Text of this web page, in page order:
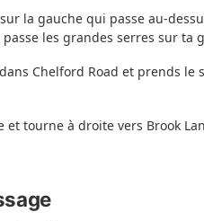
la gauche qui passe au-
les grandes serres sur
Chelford Road et prends
et tourne à droite vers Brook